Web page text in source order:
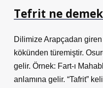
Tefrit ne
Dilimize Arapçadan giren
kökünden türemiştir.
gelir. Örnek: Fart-ı
anlamına gelir. “Tafrit”